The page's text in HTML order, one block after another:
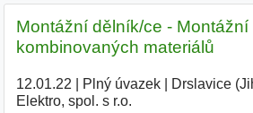
Montážní dělník/ce -
kombinovaných materiálů
12.01.22 Plný úvazek| Drslavice
Elektro, spol. s r.o.